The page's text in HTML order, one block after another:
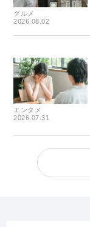
グルメ
2026.08.02
エンタメ
2026.07.31